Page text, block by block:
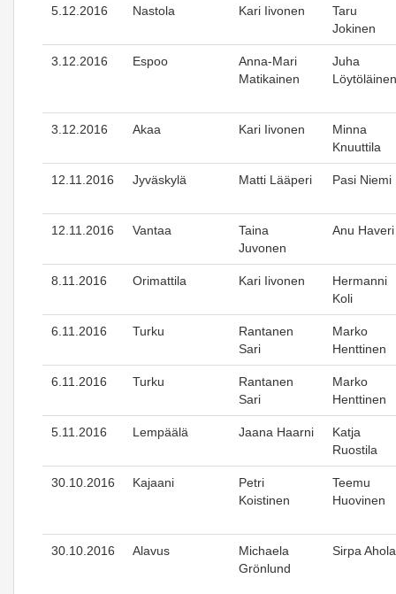
5.12.2016 Nastola Kari Iivonen
Taru
Jokinen
3.12.2016 Espoo
Anna-Mari
Matikainen
Juha
Löytöläinen
3.12.2016 Akaa Kari Iivonen
Minna
Knuuttila
12.11.2016 Jyväskylä Matti Lääperi Pasi Niemi
12.11.2016 Vantaa
Taina
Juvonen
Anu Haveri
8.11.2016 Orimattila Kari Iivonen
Hermanni
Koli
6.11.2016 Turku
Rantanen
Sari
Marko
Henttinen
6.11.2016 Turku
Rantanen
Sari
Marko
Henttinen
5.11.2016 Lempäälä Jaana Haarni
Katja
Ruostila
30.10.2016 Kajaani
Petri
Koistinen
Teemu
Huovinen
30.10.2016 Alavus
Michaela
Grönlund
Sirpa Ahola